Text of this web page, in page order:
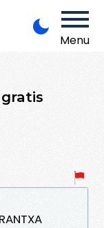
Menu